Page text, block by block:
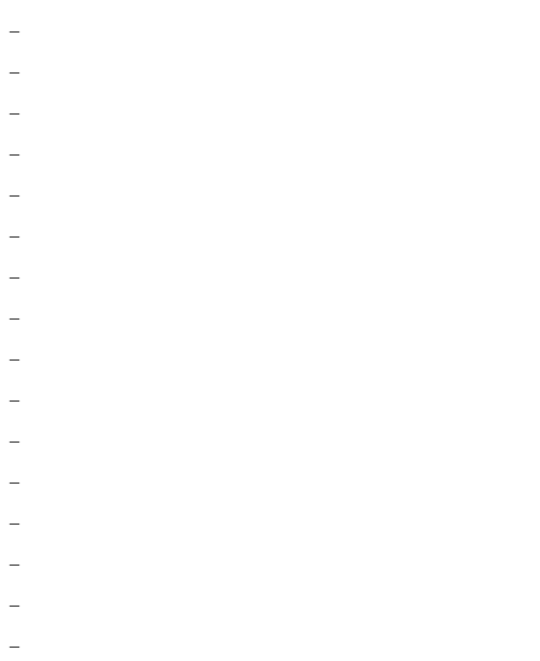
–
–
–
–
–
–
–
–
–
–
–
–
–
–
–
–